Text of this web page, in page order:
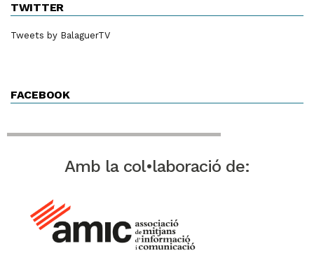
TWITTER
Tweets by BalaguerTV
FACEBOOK
Amb la col•laboració de: